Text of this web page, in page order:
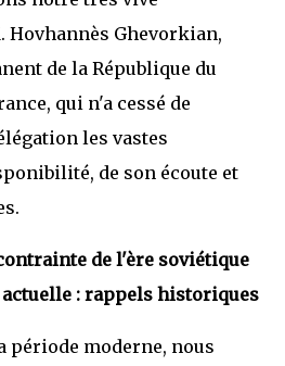
Hovhannès Ghevorkian,
de la République du
qui n'a cessé de
les vastes
de son écoute et
de l'ère soviétique
: rappels historiques
période moderne, nous